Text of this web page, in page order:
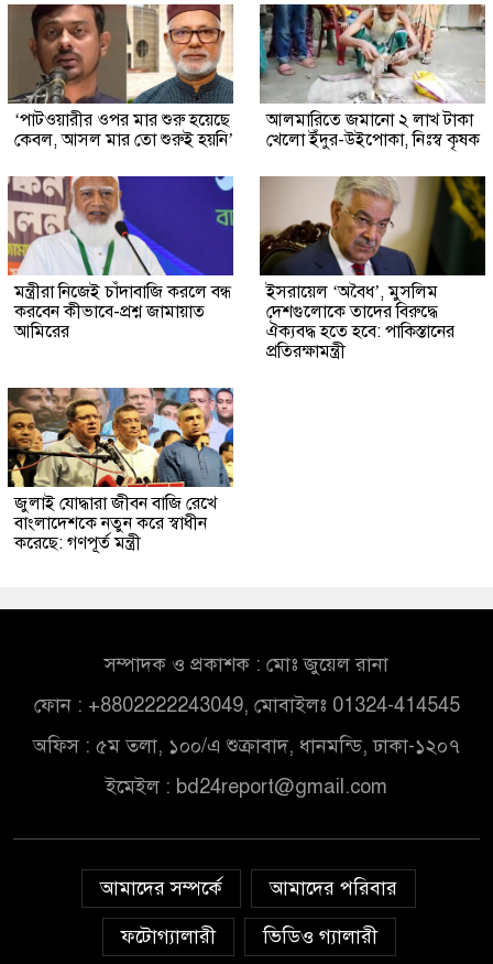
‘পাটওয়ারীর ওপর মার শুরু হয়েছে
কেবল, আসল মার তো শুরুই হয়নি’
আলমারিতে জমানো ২ লাখ টাকা
খেলো ইঁদুর-উইপোকা, নিঃস্ব কৃষক
মন্ত্রীরা নিজেই চাঁদাবাজি করলে বন্ধ
করবেন কীভাবে-প্রশ্ন জামায়াত
আমিরের
ইসরায়েল ‘অবৈধ’, মুসলিম
দেশগুলোকে তাদের বিরুদ্ধে
ঐক্যবদ্ধ হতে হবে: পাকিস্তানের
প্রতিরক্ষামন্ত্রী
জুলাই যোদ্ধারা জীবন বাজি রেখে
বাংলাদেশকে নতুন করে স্বাধীন
করেছে: গণপূর্ত মন্ত্রী
সম্পাদক ও প্রকাশক : মোঃ জুয়েল রানা
ফোন : +8802222243049, মোবাইলঃ 01324-414545
অফিস : ৫ম তলা, ১০০/এ শুক্রাবাদ, ধানমন্ডি, ঢাকা-১২০৭
ইমেইল : bd24report@gmail.com
আমাদের সম্পর্কে
আমাদের পরিবার
ফটোগ্যালারী
ভিডিও গ্যালারী